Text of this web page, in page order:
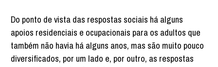
Do ponto de vista das respostas sociais há alguns
apoios residenciais e ocupacionais para os adultos que
também não havia há alguns anos, mas são muito pouco
diversificados, por um lado e, por outro, as respostas